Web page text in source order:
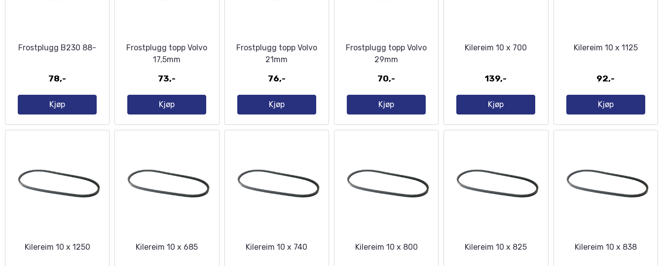
Frostplugg B230 88-
78,-
Kjøp
Frostplugg topp Volvo
17,5mm
73,-
Kjøp
Frostplugg topp Volvo
21mm
76,-
Kjøp
Frostplugg topp Volvo
29mm
70,-
Kjøp
Kilereim 10 x 700
139,-
Kjøp
Kilereim 10 x 1125
92,-
Kjøp
Kilereim 10 x 1250 Kilereim 10 x 685 Kilereim 10 x 740 Kilereim 10 x 800 Kilereim 10 x 825 Kilereim 10 x 838